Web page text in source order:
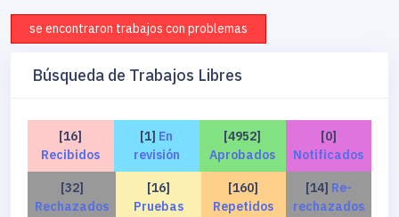
se encontraron trabajos con problemas
Búsqueda de Trabajos Libres
[16]
Recibidos
[1] En
revisión
[4952]
Aprobados
[0]
Notificados
[32]
Rechazados
[16]
Pruebas
[160]
Repetidos
[14] Re-
rechazados